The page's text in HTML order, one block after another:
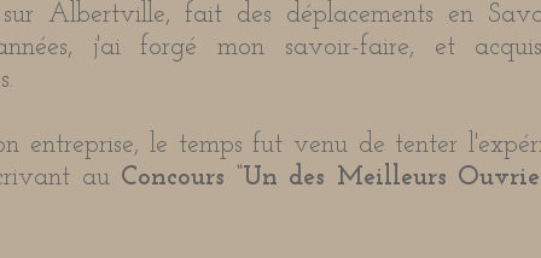
Albertville, fait des déplacements en
j'ai forgé mon savoir-faire, et
entreprise, le temps fut venu de tenter
au Concours “Un des Meilleurs